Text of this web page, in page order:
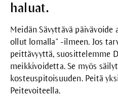
haluat.
MeidänSävyttävä päivävoide
ollut lomalla" -ilmeen. Jos
peittävyyttä, suosittelemme
meikkivoidetta. Se myös
kosteuspitoisuuden. Peitä
Peitevoiteella.